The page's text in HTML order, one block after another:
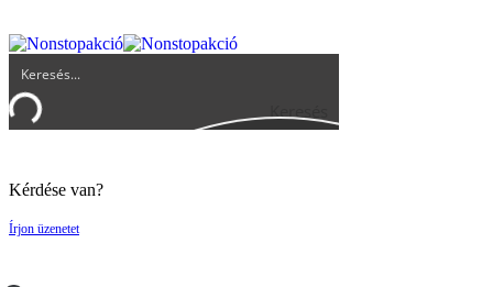
Keresés
Kérdése van?
Írjon üzenetet